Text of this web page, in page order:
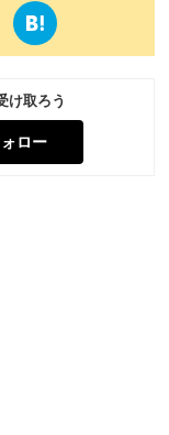
け取ろう
ロー